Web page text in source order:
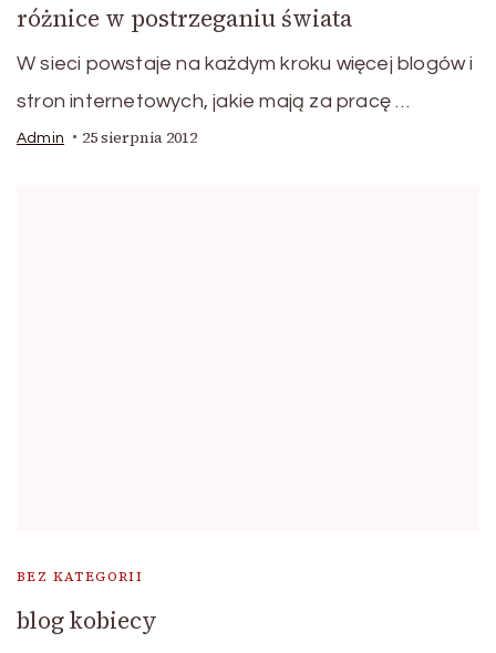
różnice w postrzeganiu świata
W sieci powstaje na każdym kroku więcej blogów i
stron internetowych, jakie mają za pracę …
Admin 25 sierpnia 2012
BEZ KATEGORII
blog kobiecy